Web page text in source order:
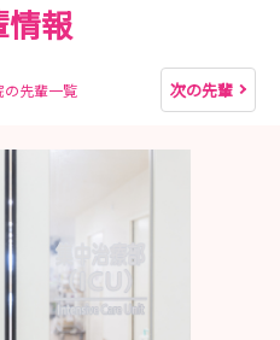
ラッキーと思った方→
見学会に参加しよう📚
STEP 4：採用試験に応募
に行ってみよう🏥
聞けるのはオトク🥰
情報
の先輩一覧 次の先輩